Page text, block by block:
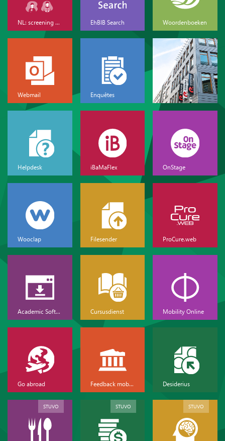
NL: screening & basis EhBIB Search Woordenboeken
Webmail Enquêtes
Helpdesk iBaMaFlex OnStage
Wooclap Filesender ProCure.web
Academic Software Cursusdienst Mobility Online
Go abroad Feedback mobiliteit Desiderius
STUVO STUVO STUVO